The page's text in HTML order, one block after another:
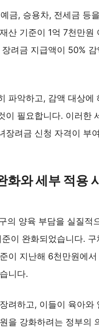
금, 승용차, 전세금 등
산 기준이 1억 7천만원
려금 지급액이 50% 감
파악하고, 감액 대상에
이 필요합니다. 이러한
장려금 신청 자격이 부
화와 세부 적용
의 양육 부담을 실질적
이 완화되었습니다. 구
이 지난해 6천만원에서
니다.
려하고, 이들이 육아와
을 강화하려는 정부의